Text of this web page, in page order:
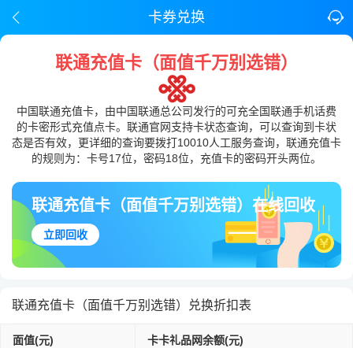
卡券兑换
联通充值卡（面值千万别选错）
中国联通充值卡，由中国联通总公司发行的可充全国联通手机话费
的卡密形式充值点卡。联通官网支持卡状态查询，可以查询到卡状
态是否有效，更详细的查询要拨打10010人工服务查询，联通充值卡
的规则为：卡号17位，密码18位，充值卡的密码开头两位。
联通充值卡（面值千万别选错）在线回收
立即回收
联通充值卡（面值千万别选错）兑换折扣表
面值(元) 卡卡礼品网余额(元)